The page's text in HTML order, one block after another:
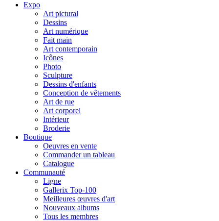
Expo
Art pictural
Dessins
Art numérique
Fait main
Art contemporain
Icônes
Photo
Sculpture
Dessins d'enfants
Conception de vêtements
Art de rue
Art corporel
Intérieur
Broderie
Boutique
Oeuvres en vente
Commander un tableau
Catalogue
Communauté
Ligne
Gallerix Top-100
Meilleures œuvres d'art
Nouveaux albums
Tous les membres